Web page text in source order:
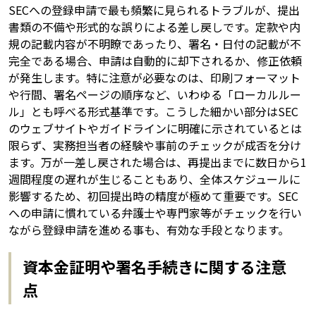
SECへの登録申請で最も頻繁に見られるトラブルが、提出
書類の不備や形式的な誤りによる差し戻しです。定款や内
規の記載内容が不明瞭であったり、署名・日付の記載が不
完全である場合、申請は自動的に却下されるか、修正依頼
が発生します。特に注意が必要なのは、印刷フォーマット
や行間、署名ページの順序など、いわゆる「ローカルルー
ル」とも呼べる形式基準です。こうした細かい部分はSEC
のウェブサイトやガイドラインに明確に示されているとは
限らず、実務担当者の経験や事前のチェックが成否を分け
ます。万が一差し戻された場合は、再提出までに数日から1
週間程度の遅れが生じることもあり、全体スケジュールに
影響するため、初回提出時の精度が極めて重要です。SEC
への申請に慣れている弁護士や専門家等がチェックを行い
ながら登録申請を進める事も、有効な手段となります。
資本金証明や署名手続きに関する注意
点